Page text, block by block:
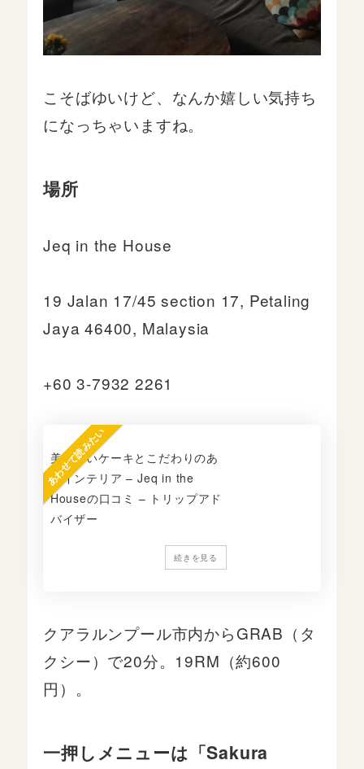
こそばゆいけど、なんか嬉しい気持ち
になっちゃいますね。
場所
Jeq in the House
19 Jalan 17/45 section 17, Petaling
Jaya 46400, Malaysia
+60 3-7932 2261
あわせて読みたい
美味しいケーキとこだわりのあ
るインテリア – Jeq in the
Houseの口コミ – トリップアド
バイザー
続きを見る
クアラルンプール市内からGRAB（タ
クシー）で20分。19RM（約600
円）。
一押しメニューは「Sakura